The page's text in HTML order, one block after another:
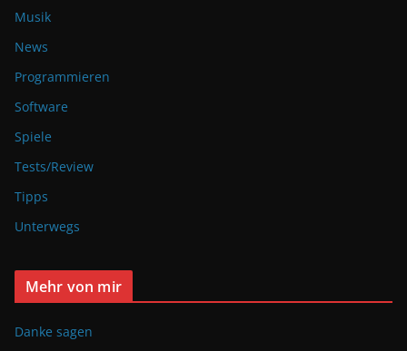
Musik
News
Programmieren
Software
Spiele
Tests/Review
Tipps
Unterwegs
Mehr von mir
Danke sagen